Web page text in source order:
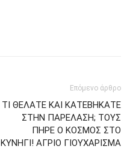
Επόμενο άρθρο
ΤΙ ΘΕΛΑΤΕ ΚΑΙ ΚΑΤΕΒΗΚΑΤΕ
ΣΤΗΝ ΠΑΡΕΛΑΣΗ; ΤΟΥΣ
ΠΗΡΕ Ο ΚΟΣΜΟΣ ΣΤΟ
ΚΥΝΗΓΙ! ΑΓΡΙΟ ΓΙΟΥΧΑΡΙΣΜΑ